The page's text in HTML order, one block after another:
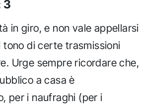
3
in giro, e non vale appellarsi
tono di certe trasmissioni
Urge sempre ricordare che,
a casa è
per i naufraghi (per i